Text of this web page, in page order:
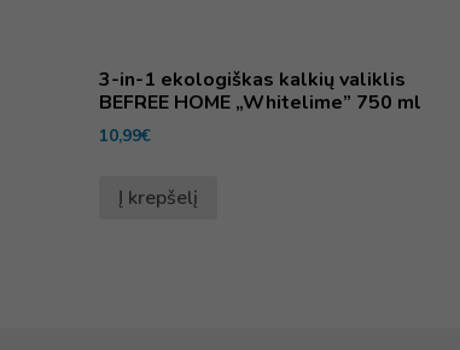
3-in-1 ekologiškas kalkių valiklis
BEFREE HOME „Whitelime” 750 ml
10,99€
Į krepšelį